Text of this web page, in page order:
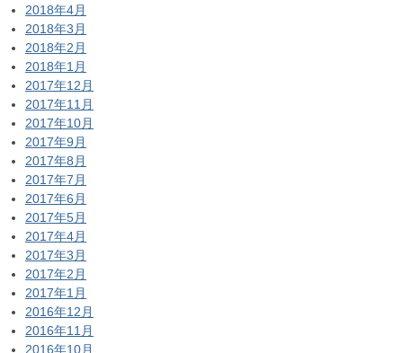
2018年4月
2018年3月
2018年2月
2018年1月
2017年12月
2017年11月
2017年10月
2017年9月
2017年8月
2017年7月
2017年6月
2017年5月
2017年4月
2017年3月
2017年2月
2017年1月
2016年12月
2016年11月
2016年10月